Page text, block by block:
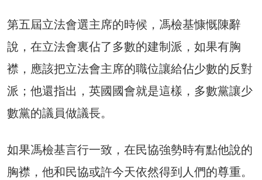
第五屆立法會選主席的時候，馮檢基慷慨陳辭
說，在立法會裏佔了多數的建制派，如果有胸
襟，應該把立法會主席的職位讓給佔少數的反對
派；他還指出，英國國會就是這樣，多數黨讓少
數黨的議員做議長。
如果馮檢基言行一致，在民協強勢時有點他說的
胸襟，他和民協或許今天依然得到人們的尊重。